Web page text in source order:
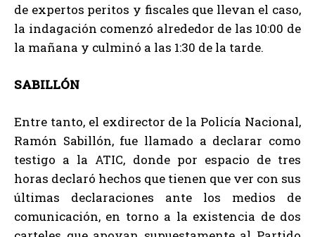
de expertos peritos y fiscales que llevan el caso,
la indagación comenzó alrededor de las 10:00 de
la mañana y culminó a las 1:30 de la tarde.
SABILLÓN
Entre tanto, el exdirector de la Policía Nacional,
Ramón Sabillón, fue llamado a declarar como
testigo a la ATIC, donde por espacio de tres
horas declaró hechos que tienen que ver con sus
últimas declaraciones ante los medios de
comunicación, en torno a la existencia de dos